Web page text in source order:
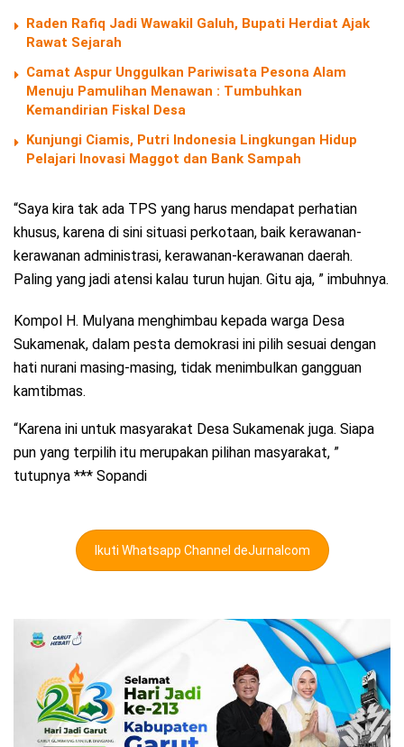
Raden Rafiq Jadi Wawakil Galuh, Bupati Herdiat Ajak
Rawat Sejarah
Camat Aspur Unggulkan Pariwisata Pesona Alam
Menuju Pamulihan Menawan : Tumbuhkan
Kemandirian Fiskal Desa
Kunjungi Ciamis, Putri Indonesia Lingkungan Hidup
Pelajari Inovasi Maggot dan Bank Sampah
“Saya kira tak ada TPS yang harus mendapat perhatian
khusus, karena di sini situasi perkotaan, baik kerawanan-
kerawanan administrasi, kerawanan-kerawanan daerah.
Paling yang jadi atensi kalau turun hujan. Gitu aja, ” imbuhnya.
Kompol H. Mulyana menghimbau kepada warga Desa
Sukamenak, dalam pesta demokrasi ini pilih sesuai dengan
hati nurani masing-masing, tidak menimbulkan gangguan
kamtibmas.
“Karena ini untuk masyarakat Desa Sukamenak juga. Siapa
pun yang terpilih itu merupakan pilihan masyarakat, ”
tutupnya *** Sopandi
Ikuti Whatsapp Channel deJurnalcom